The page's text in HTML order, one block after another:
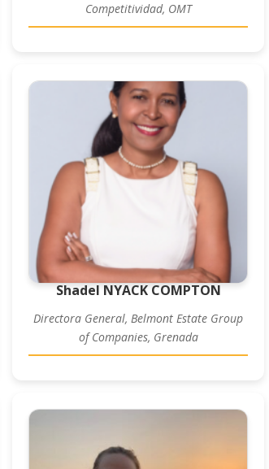
Competitividad, OMT
Shadel NYACK COMPTON
Directora General, Belmont Estate Group
of Companies, Grenada